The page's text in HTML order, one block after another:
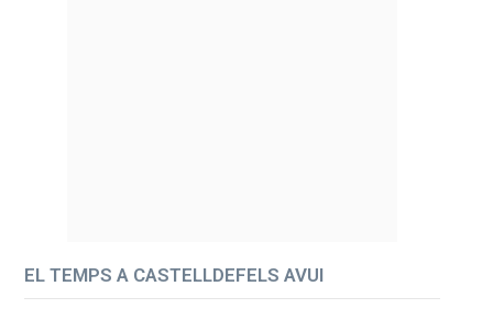
EL TEMPS A CASTELLDEFELS AVUI